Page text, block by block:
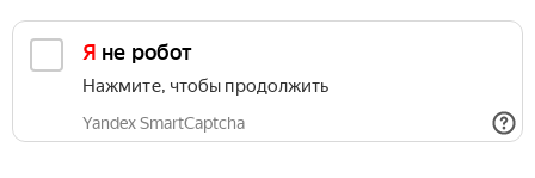
Я не робот
Нажмите, чтобы продолжить
Yandex SmartCaptcha